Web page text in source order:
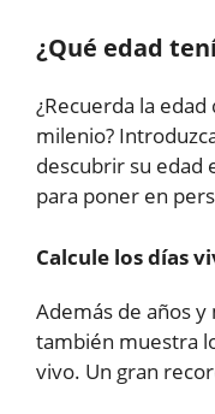
¿Qué edad
¿Recuerda la
milenio?
descubrir su edad
para poner en
Calcule los días
Además de años
también muestra
vivo. Un gran